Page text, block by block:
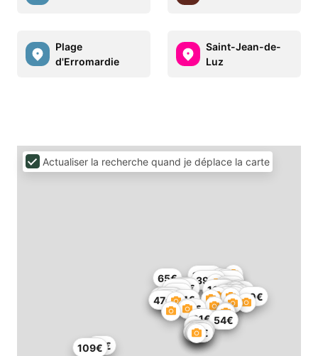
Plage
d'Erromardie
Saint-Jean-de-
Luz
137€
65€
70€
68€
60€
47€
72€
180€
86€
54€
75€
65€
69€
1€
91€
146€
397€
84€
82€
70€ 166€
91€ 54€
60€
71€
85€ 509€
94€
66€
109€
Actualiser la recherche quand je déplace la carte